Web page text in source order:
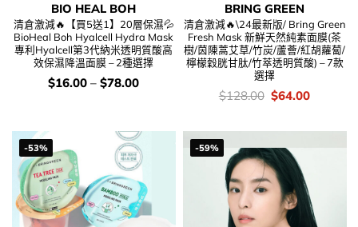
BIO HEAL BOH
清倉激減🔥【買5送1】20層保濕💦
BioHeal Boh Hyalcell Hydra Mask
專利Hyalcell第3代納米透明質酸高
效保濕降溫面膜 – 2種選擇
價
錢：
$16.00 – $78.00
BRING GREEN
清倉激減🔥\24最新版/ Bring Green
Fresh Mask 新鮮天然純素面膜(茶
樹/茵陳蒿艾草/竹炭/蘆薈/紅胡蘿蔔/
檸檬穀胱甘肽/竹萃透明質酸) – 7款
選擇
價
錢：
$128.00 Original
price
$128.00.
$64.00Current
$64.00.
-53% -59%